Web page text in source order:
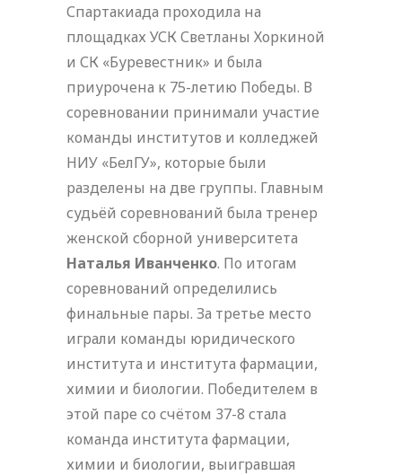
Спартакиада проходила на
площадках УСК Светланы Хоркиной
и СК «Буревестник» и была
приурочена к 75-летию Победы. В
соревновании принимали участие
команды институтов и колледжей
НИУ «БелГУ», которые были
разделены на две группы. Главным
судьёй соревнований была тренер
женской сборной университета
Наталья Иванченко. По итогам
соревнований определились
финальные пары. За третье место
играли команды юридического
института и института фармации,
химии и биологии. Победителем в
этой паре со счётом 37-8 стала
команда института фармации,
химии и биологии, выигравшая